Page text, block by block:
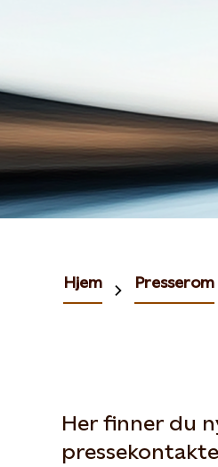
Hjem Presserom
Her finner du